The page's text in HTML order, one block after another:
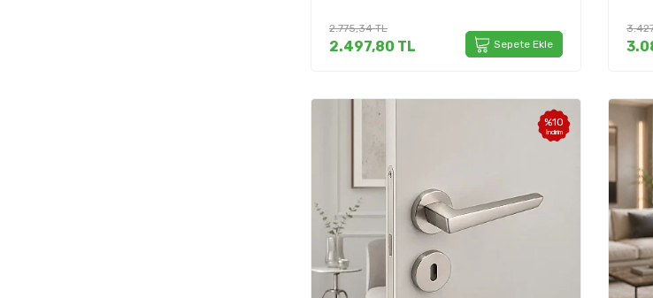
2.775,34TL
2.497,80 TL Sepete Ekle
%10
İndirim